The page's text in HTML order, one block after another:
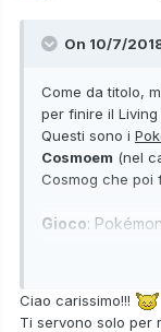
On 10/7/
Come da titolo,
per finire il Living
Questi sono i
Cosmoem (nel
Cosmog che poi
Gioco:
Orario: Oggi ci
ci mettiamo
Ciao carissimo!!!
Ti servono solo per